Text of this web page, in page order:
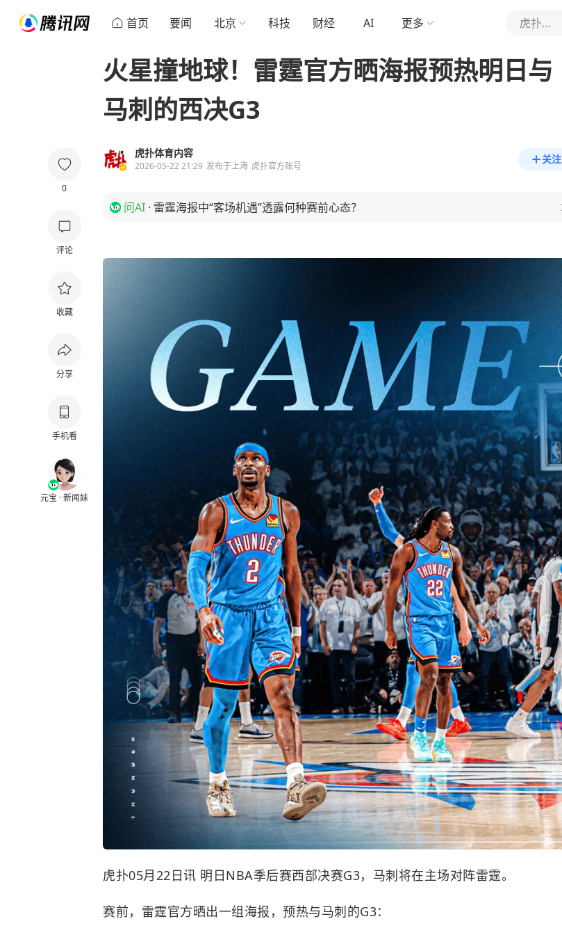
首页 要闻 北京 科技 财经 AI 更多 虎扑体育内容
0
评论
收藏
分享
手机看
元宝 · 新闻妹
火星撞地球！雷霆官方晒海报预热明日与
马刺的西决G3
虎扑体育内容
2026-05-22 21:29 发布于上海 虎扑官方账号
关注
问AI · 雷霆海报中“客场机遇”透露何种赛前心态？
虎扑05月22日讯 明日NBA季后赛西部决赛G3， 马刺将在主场对阵雷霆。
赛前，雷霆官方晒出一组海报，预热与马刺的G3：